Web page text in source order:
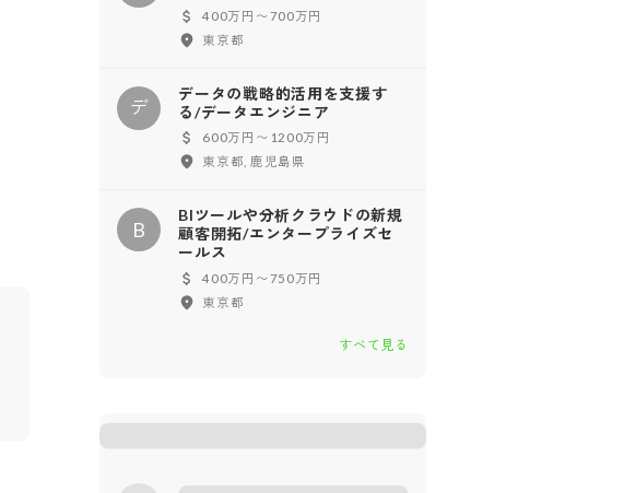
400万円〜700万円
東京都
デ
データの戦略的活用を支援す
る/データエンジニア
600万円〜1200万円
東京都, 鹿児島県
B
BIツールや分析クラウドの新規
顧客開拓/エンタープライズセ
ールス
400万円〜750万円
東京都
すべて見る